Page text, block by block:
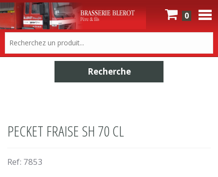
0
PECKET FRAISE SH 70 CL
Ref: 7853